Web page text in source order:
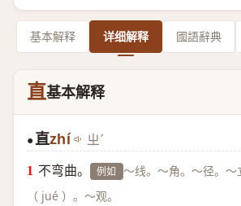
基本解释 详细解释 國語辭典
直基本解释
●直zhí ㄓˊ
不弯曲。 例如 ～线。～角。～径。
（ jué ）。～观。